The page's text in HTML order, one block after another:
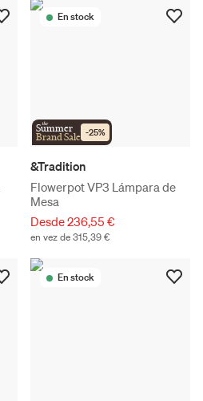
En stock
the
Summer
Brand Sale -25%
&Tradition
Flowerpot VP3 Lámpara de
Mesa
Desde 236,55 €
en vez de 315,39 €
En stock